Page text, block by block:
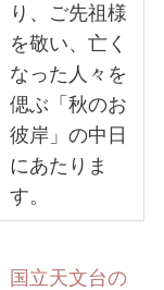
り、ご先祖様
を敬い、亡く
なった人々を
偲ぶ「秋のお
彼岸」の中日
にあたりま
す。
国立天文台の